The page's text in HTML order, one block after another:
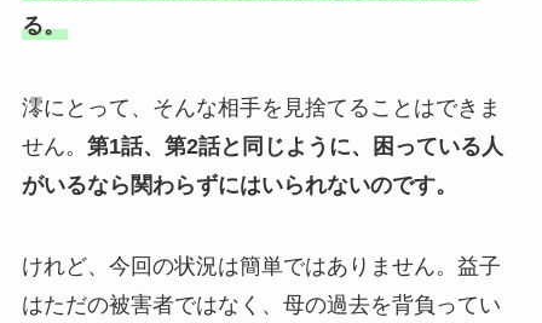
る。
澪にとって、そんな相手を見捨てることはできま
せん。 第1話、第2話と同じように、困っている人
がいるなら関わらずにはいられないのです。
けれど、今回の状況は簡単ではありません。益子
はただの被害者ではなく、母の過去を背負ってい